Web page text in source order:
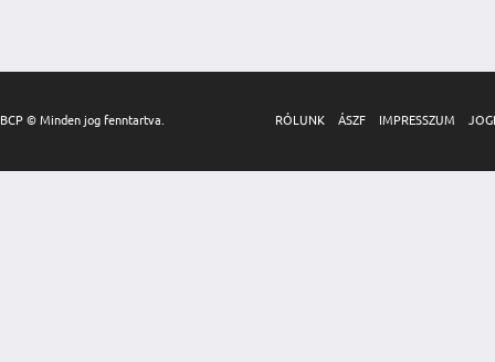
BCP © Minden jog fenntartva. RÓLUNK ÁSZF IMPRESSZUM